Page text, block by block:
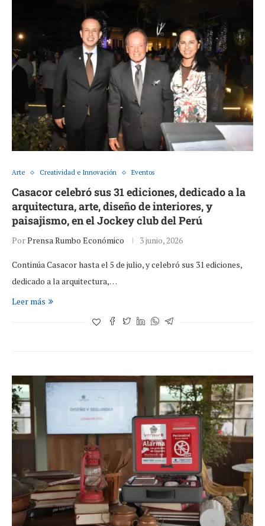
Arte Creatividad e Innovación Eventos
Casacor celebró sus 31 ediciones, dedicado a la
arquitectura, arte, diseño de interiores, y
paisajismo, en el Jockey club del Perú
PorPrensa Rumbo Económico 3 junio, 2026
Continúa Casacor hasta el 5 de julio, y celebró sus 31 ediciones,
dedicado a la arquitectura,…
Leer más